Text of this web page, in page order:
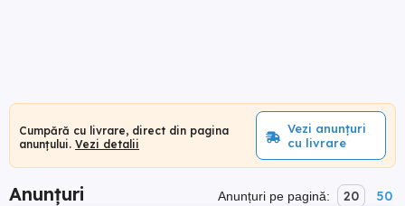
Cumpără cu livrare, direct din pagina
anunțului. Vezi detalii
Vezi anunțuri
cu livrare
Anunțuri Anunțuri pe pagină: 20 50